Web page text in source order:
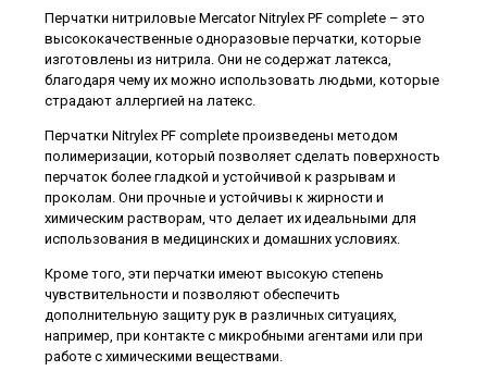
Перчатки нитриловые Mercator Nitrylex PF complete – это
высококачественные одноразовые перчатки, которые
изготовлены ​​из нитрила. Они не содержат латекса,
благодаря чему их можно использовать людьми, которые
страдают аллергией на латекс.
Перчатки Nitrylex PF complete произведены методом
полимеризации, который позволяет сделать поверхность
перчаток более гладкой и устойчивой к разрывам и
проколам. Они прочные и устойчивы к жирности и
химическим растворам, что делает их идеальными для
использования в медицинских и домашних условиях.
Кроме того, эти перчатки имеют высокую степень
чувствительности и позволяют обеспечить
дополнительную защиту рук в различных ситуациях,
например, при контакте с микробными агентами или при
работе с химическими веществами.